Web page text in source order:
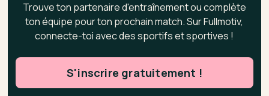
Trouve ton partenaire d'entraînement ou complète
ton équipe pour ton prochain match. Sur Fullmotiv,
connecte-toi avec des sportifs et sportives !
S'inscrire gratuitement !